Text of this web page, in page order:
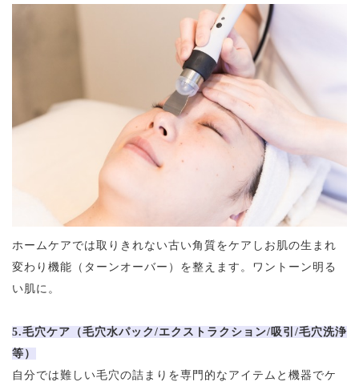
ホームケアでは取りきれない古い角質をケアしお肌の生まれ
変わり機能（ターンオーバー）を整えます。ワントーン明る
い肌に。
5.毛穴ケア（毛穴水パック/エクストラクション/吸引/毛穴洗浄
等）
自分では難しい毛穴の詰まりを専門的なアイテムと機器でケ